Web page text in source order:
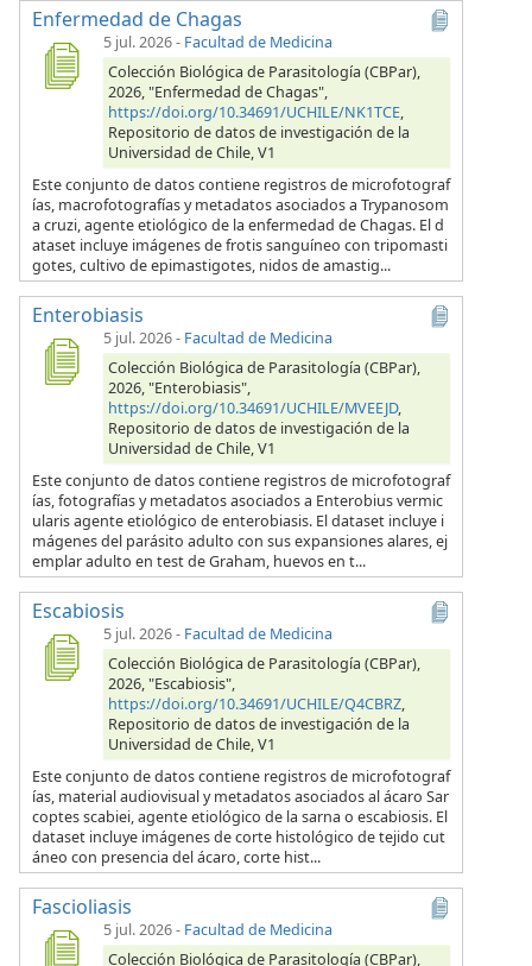
Enfermedad de Chagas
5 jul. 2026- Facultad de Medicina
Colección Biológica de Parasitología (CBPar),
2026, "Enfermedad de Chagas",
https://doi.org/10.34691/UCHILE/NK1TCE,
Repositorio de datos de investigación de la
Universidad de Chile, V1
Este conjunto de datos contiene registros de microfotograf
ías, macrofotografías y metadatos asociados a Trypanosom
a cruzi, agente etiológico de la enfermedad de Chagas. El d
ataset incluye imágenes de frotis sanguíneo con tripomasti
gotes, cultivo de epimastigotes, nidos de amastig...
Enterobiasis
5 jul. 2026- Facultad de Medicina
Colección Biológica de Parasitología (CBPar),
2026, "Enterobiasis",
https://doi.org/10.34691/UCHILE/MVEEJD,
Repositorio de datos de investigación de la
Universidad de Chile, V1
Este conjunto de datos contiene registros de microfotograf
ías, fotografías y metadatos asociados a Enterobius vermic
ularis agente etiológico de enterobiasis. El dataset incluye i
mágenes del parásito adulto con sus expansiones alares, ej
emplar adulto en test de Graham, huevos en t...
Escabiosis
5 jul. 2026- Facultad de Medicina
Colección Biológica de Parasitología (CBPar),
2026, "Escabiosis",
https://doi.org/10.34691/UCHILE/Q4CBRZ,
Repositorio de datos de investigación de la
Universidad de Chile, V1
Este conjunto de datos contiene registros de microfotograf
ías, material audiovisual y metadatos asociados al ácaro Sar
coptes scabiei, agente etiológico de la sarna o escabiosis. El
dataset incluye imágenes de corte histológico de tejido cut
áneo con presencia del ácaro, corte hist...
Fascioliasis
5 jul. 2026- Facultad de Medicina
Colección Biológica de Parasitología (CBPar),